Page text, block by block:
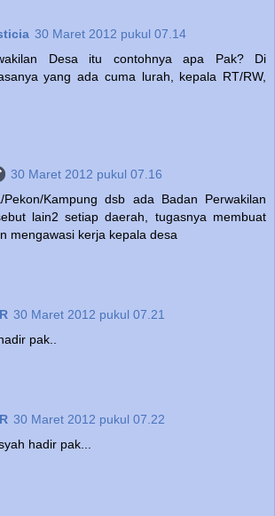
30 Maret 2012 pukul 07.14
Desa itu contohnya apa Pak? Di
yang ada cuma lurah, kepala RT/RW,
30 Maret 2012 pukul 07.16
Pekon/Kampung dsb ada Badan Perwakilan
lain2 setiap daerah, tugasnya membuat
mengawasi kerja kepala desa
30 Maret 2012 pukul 07.21
pak..
30 Maret 2012 pukul 07.22
hadir pak...